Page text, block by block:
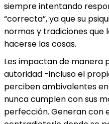
siempre intentando
“correcta”, ya que su
normas y tradiciones que
hacerse las cosas.
Les impactan de manera
autoridad -incluso el
perciben ambivalentes
nunca cumplen con sus
perfección. Generan con